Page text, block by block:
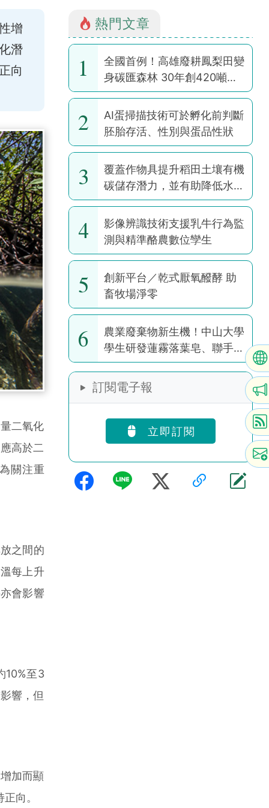
增
潛
向
二氧化
高於二
關注重
之間的
每上升
會影響
10%至3
響，但
加而顯
向。
熱門文章
1
全國首例！高雄廢耕鳳梨田變
身碳匯森林 30年創420噸碳
權
2
AI蛋掃描技術可於孵化前判斷
胚胎存活、性別與蛋品性狀
3
覆蓋作物具提升稻田土壤有機
碳儲存潛力，並有助降低水稻
耕作全球暖化潛勢
4
影像辨識技術支援乳牛行為監
測與精準酪農數位孿生
5
創新平台／乾式厭氧醱酵 助
畜牧場淨零
6
農業廢棄物新生機！中山大學
學生研發蓮霧落葉皂、聯手果
園推醜芭樂茶包
訂閱電子報
立即訂閱